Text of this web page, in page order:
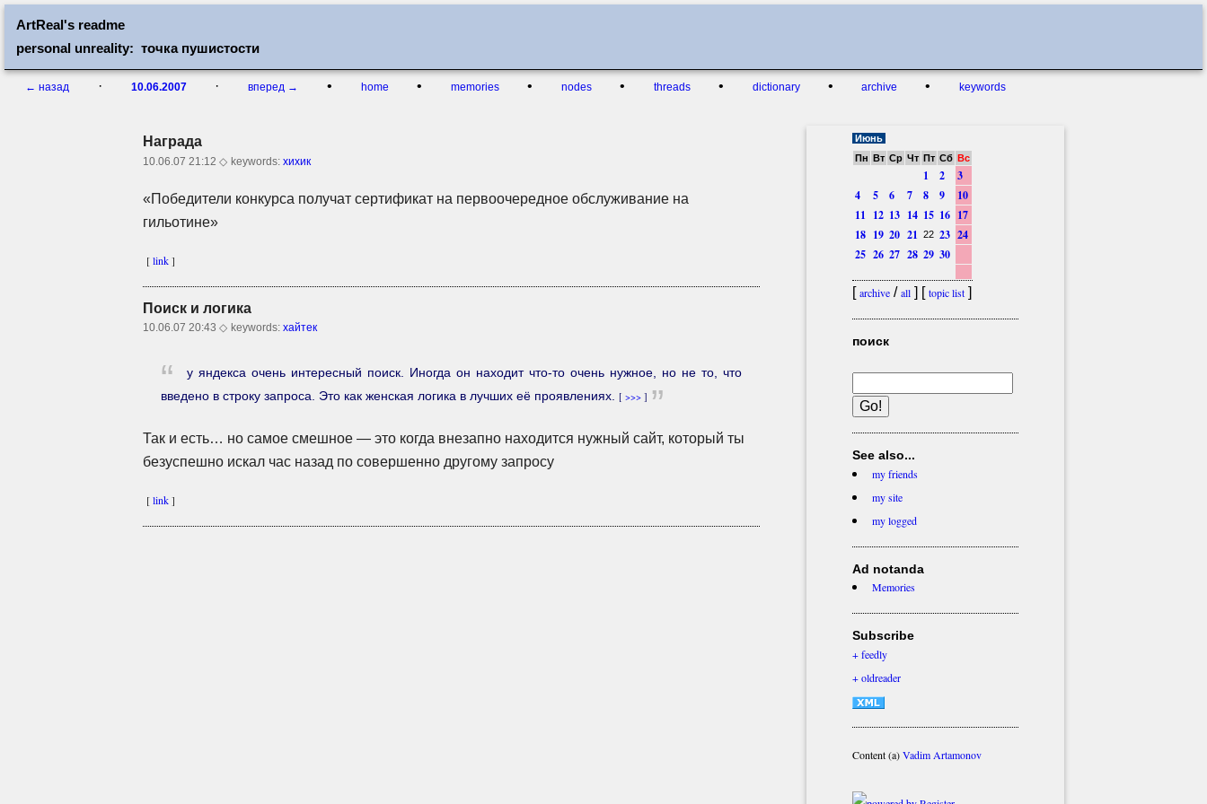
ArtReal's readme
personal unreality: точка пушистости
← назад · 10.06.2007 · вперед → • home • memories • nodes • threads • dictionary • archive • keywords
Награда
10.06.07 21:12 ◇ keywords: хихик
«Победители конкурса получат сертификат на первоочередное обслуживание на
гильотине»
[link]
Поиск и логика
10.06.07 20:43 ◇ keywords: хайтек
у яндекса очень интересный поиск. Иногда он находитчто-то очень нужное, но не то, что
введено в строку запроса. Это как женская логика в лучших её проявлениях. [ >>> ]
Так и есть… но самое смешное — это когда внезапно находится нужный сайт, который ты
безуспешно искал час назад по совершенно другому запросу
[link]
Июнь
Пн Вт Ср Чт Пт Сб Вс
1 2
3
4
5 6 7 8 9
10
11 12 13 14 15 16 17
18 19 20 21 22 23 24
25 26 27 28 29 30
[archive /all ] [topic list ]
поиск
See also...
my friends
my site
my logged
Ad notanda
Memories
Subscribe
+ feedly
+ oldreader
Content (a)Vadim Artamonov